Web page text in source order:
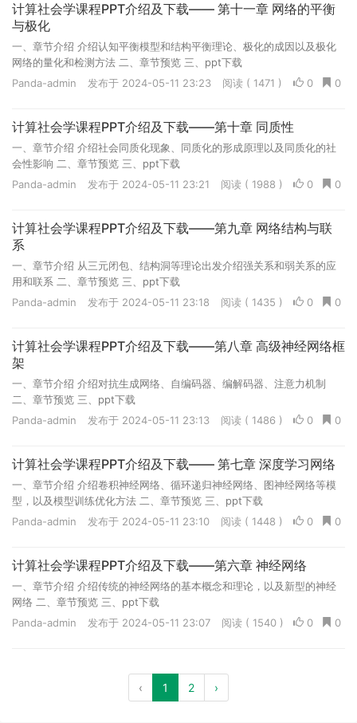
计算社会学课程PPT介绍及下载—— 第十一章 网络的平衡
与极化
一、章节介绍 介绍认知平衡模型和结构平衡理论、极化的成因以及极化
网络的量化和检测方法 二、章节预览 三、ppt下载
0
0
Panda-admin 发布于 2024-05-11 23:23 阅读 ( 1471 )
计算社会学课程PPT介绍及下载——第十章 同质性
一、章节介绍 介绍社会同质化现象、同质化的形成原理以及同质化的社
会性影响 二、章节预览 三、ppt下载
0
0
Panda-admin 发布于 2024-05-11 23:21 阅读 ( 1988 )
计算社会学课程PPT介绍及下载——第九章 网络结构与联
系
一、章节介绍 从三元闭包、结构洞等理论出发介绍强关系和弱关系的应
用和联系 二、章节预览 三、ppt下载
0
0
Panda-admin 发布于 2024-05-11 23:18 阅读 ( 1435 )
计算社会学课程PPT介绍及下载——第八章 高级神经网络框
架
一、章节介绍 介绍对抗生成网络、自编码器、编解码器、注意力机制
二、章节预览 三、ppt下载
0
0
Panda-admin 发布于 2024-05-11 23:13 阅读 ( 1486 )
计算社会学课程PPT介绍及下载—— 第七章 深度学习网络
一、章节介绍 介绍卷积神经网络、循环递归神经网络、图神经网络等模
型，以及模型训练优化方法 二、章节预览 三、ppt下载
0
0
Panda-admin 发布于 2024-05-11 23:10 阅读 ( 1448 )
计算社会学课程PPT介绍及下载——第六章 神经网络
一、章节介绍 介绍传统的神经网络的基本概念和理论，以及新型的神经
网络 二、章节预览 三、ppt下载
0
0
Panda-admin 发布于 2024-05-11 23:07 阅读 ( 1540 )
‹ 1 2 ›